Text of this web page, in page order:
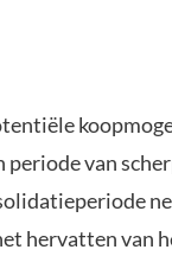
van
hervatten van